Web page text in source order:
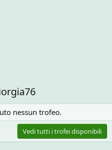
nessun trofeo.
Vedi tutti i trofei disponibili